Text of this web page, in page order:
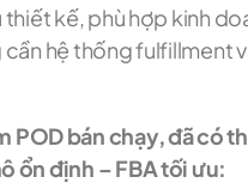
thiết kế, phù hợp kinh
cần hệ thống fulfillment
POD bán chạy, đã có
ổn định – FBA tối ưu: